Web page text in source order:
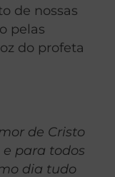
de nossas
pelas
do profeta
de Cristo
para todos
dia tudo